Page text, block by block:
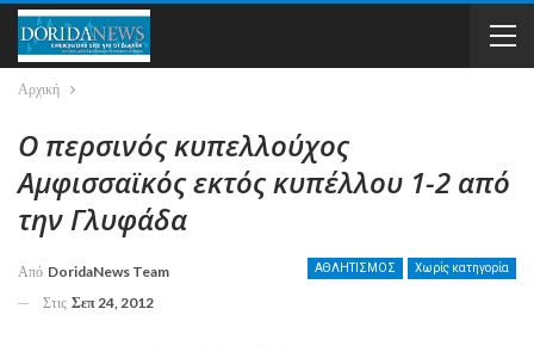
Αρχική
Ο περσινός κυπελλούχος
Αμφισσαϊκός εκτός κυπέλλου 1-2 από
την Γλυφάδα
ΑΘΛΗΤΙΣΜΟΣ Χωρίς κατηγορία
Από DoridaNews Team
Στις Σεπ 24, 2012